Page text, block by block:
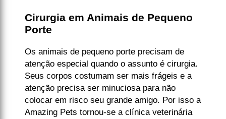
Cirurgia em Animais de Pequeno
Porte
Os animais de pequeno porte precisam de
atenção especial quando o assunto é cirurgia.
Seus corpos costumam ser mais frágeis e a
atenção precisa ser minuciosa para não
colocar em risco seu grande amigo. Por isso a
Amazing Pets tornou-se a clínica veterinária